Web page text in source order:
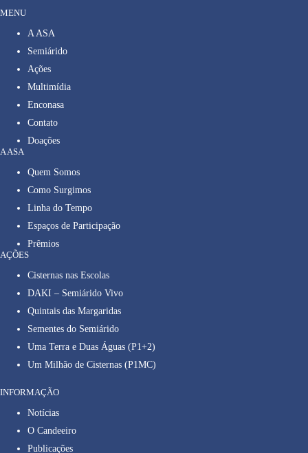
MENU
A ASA
Semiárido
Ações
Multimídia
Enconasa
Contato
Doações
A ASA
Quem Somos
Como Surgimos
Linha do Tempo
Espaços de Participação
Prêmios
AÇÕES
Cisternas nas Escolas
DAKI – Semiárido Vivo
Quintais das Margaridas
Sementes do Semiárido
Uma Terra e Duas Águas (P1+2)
Um Milhão de Cisternas (P1MC)
INFORMAÇÃO
Notícias
O Candeeiro
Publicações